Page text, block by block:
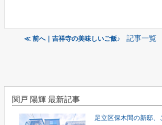
≪ 前へ｜吉祥寺の美味しいご飯♪ 記事一覧
関戸 陽輝 最新記事